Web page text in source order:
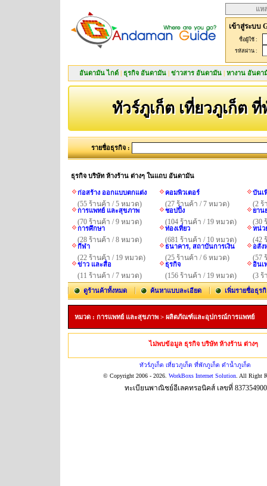
แห
เข้าสู่ระบบ
ชื่อผู้ใช้ :
รหัสผ่าน :
อันดามัน ไกด์ | ธุรกิจ อันดามัน | ข่าวสาร อันดามัน | หางาน อันดา
ทัวร์ภูเก็ต เที่ยวภูเก็ต
รายชื่อธุรกิจ :
ธุรกิจ บริษัท ห้างร้าน ต่างๆ ในแถบ อันดามัน
ก่อสร้าง ออกแบบตกแต่ง
(55 ร้านค้า / 5 หมวด)
การแพทย์ และสุขภาพ
(70 ร้านค้า / 9 หมวด)
การศึกษา
(28 ร้านค้า / 8 หมวด)
กีฬา
(22 ร้านค้า / 19 หมวด)
ข่าว และสื่อ
(11 ร้านค้า / 7 หมวด)
คอมพิวเตอร์
(27 ร้านค้า / 7 หมวด)
ชอปปิ้ง
(104 ร้านค้า / 19 หมวด)
ท่องเที่ยว
(681 ร้านค้า / 10 หมวด)
ธนาคาร, สถาบันการเงิน
(25 ร้านค้า / 6 หมวด)
ธุรกิจ
(156 ร้านค้า / 19 หมวด)
บันเ
(2 ร้
ยาน
(30
หน่ว
(42
อสัง
(57
อินเ
(3 ร้
ดูร้านค้าทั้งหมด ค้นหาแบบละเอียด เพิ่มรายชื่อธุร
หมวด : การแพทย์ และสุขภาพ > ผลิตภัณฑ์และอุปกรณ์การแพทย์
ไม่พบข้อมูล ธุรกิจ บริษัท ห้างร้าน ต่างๆ
ทัวร์ภูเก็ต เที่ยวภูเก็ต ที่พักภูเก็ต ดำน้ำภูเก็ต
© Copyright 2006 - 2026. WorkBoxs Internet Solution. All Right
ทะเบียนพาณิชย์อีเลคทรอนิคส์ เลขที่